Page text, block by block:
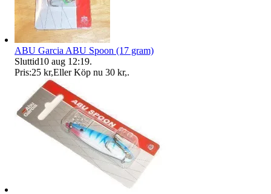
ABU Garcia ABU Spoon (17 gram)
Sluttid10 aug 12:19.
Pris:25 kr,Eller Köp nu 30 kr,.